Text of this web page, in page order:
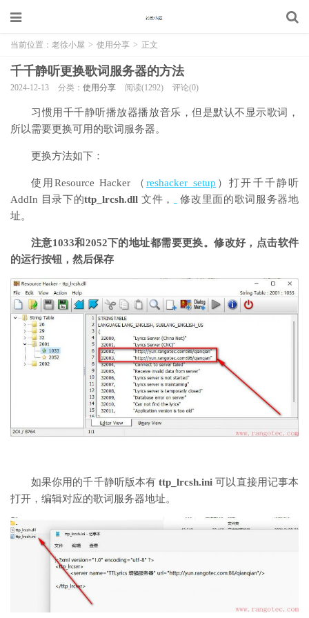
当前位置： 老徐小屋 > 使用分享 > 正文
千千静听更换歌词服务器的方法
2024-12-13 分类： 使用分享 阅读(1292) 评论(0)
习惯用千千静听播放器播放音乐，但是默认不显示歌词，
所以需要更换可用的歌词服务器。
更换方法如下：
使用Resource Hacker （ reshacker_setup ）打开千千静听
AddIn 目录下的ttp_lrcsh.dll 文件，
修改里面的歌词服务器地
址。
注意1033和2052下的地址都需要更换。修改好，点击软件
的运行按钮，然后保存
如果你用的千千静听版本有ttp_lrcsh.ini 可以直接用记事本
打开，编辑对应的歌词服务器地址。